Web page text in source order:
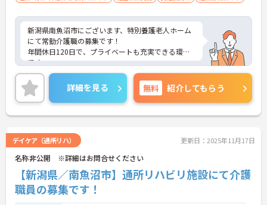
新潟県南魚沼市にございます、特別養護老人ホーム
にて常勤介護職の募集です！
年間休日120日で、プライベートも充実できる環境
です。
マイカー通勤OKなので、通勤も楽々ですよ♪
ご興味ある方には、面接のポイントなど、さらに詳
細をお話致しますのでお気軽にご相談ください。
詳細を見る 無料 紹介してもらう
デイケア（通所リハ） 更新日：2025年11月17日
名称非公開 ※詳細はお問合せください
【新潟県／南魚沼市】通所リハビリ施設にて介護
職員の募集です！